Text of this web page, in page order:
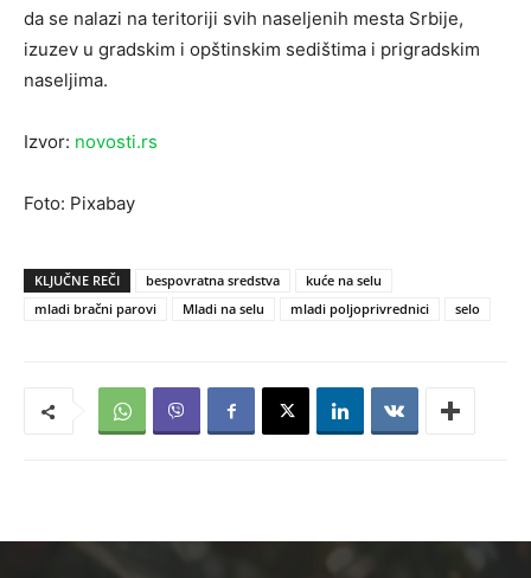
da se nalazi na teritoriji svih naseljenih mesta Srbije,
izuzev u gradskim i opštinskim sedištima i prigradskim
naseljima.
Izvor: novosti.rs
Foto: Pixabay
KLJUČNE REČI bespovratna sredstva
kuće na selu
mladi bračni parovi
Mladi na selu mladi poljoprivrednici selo